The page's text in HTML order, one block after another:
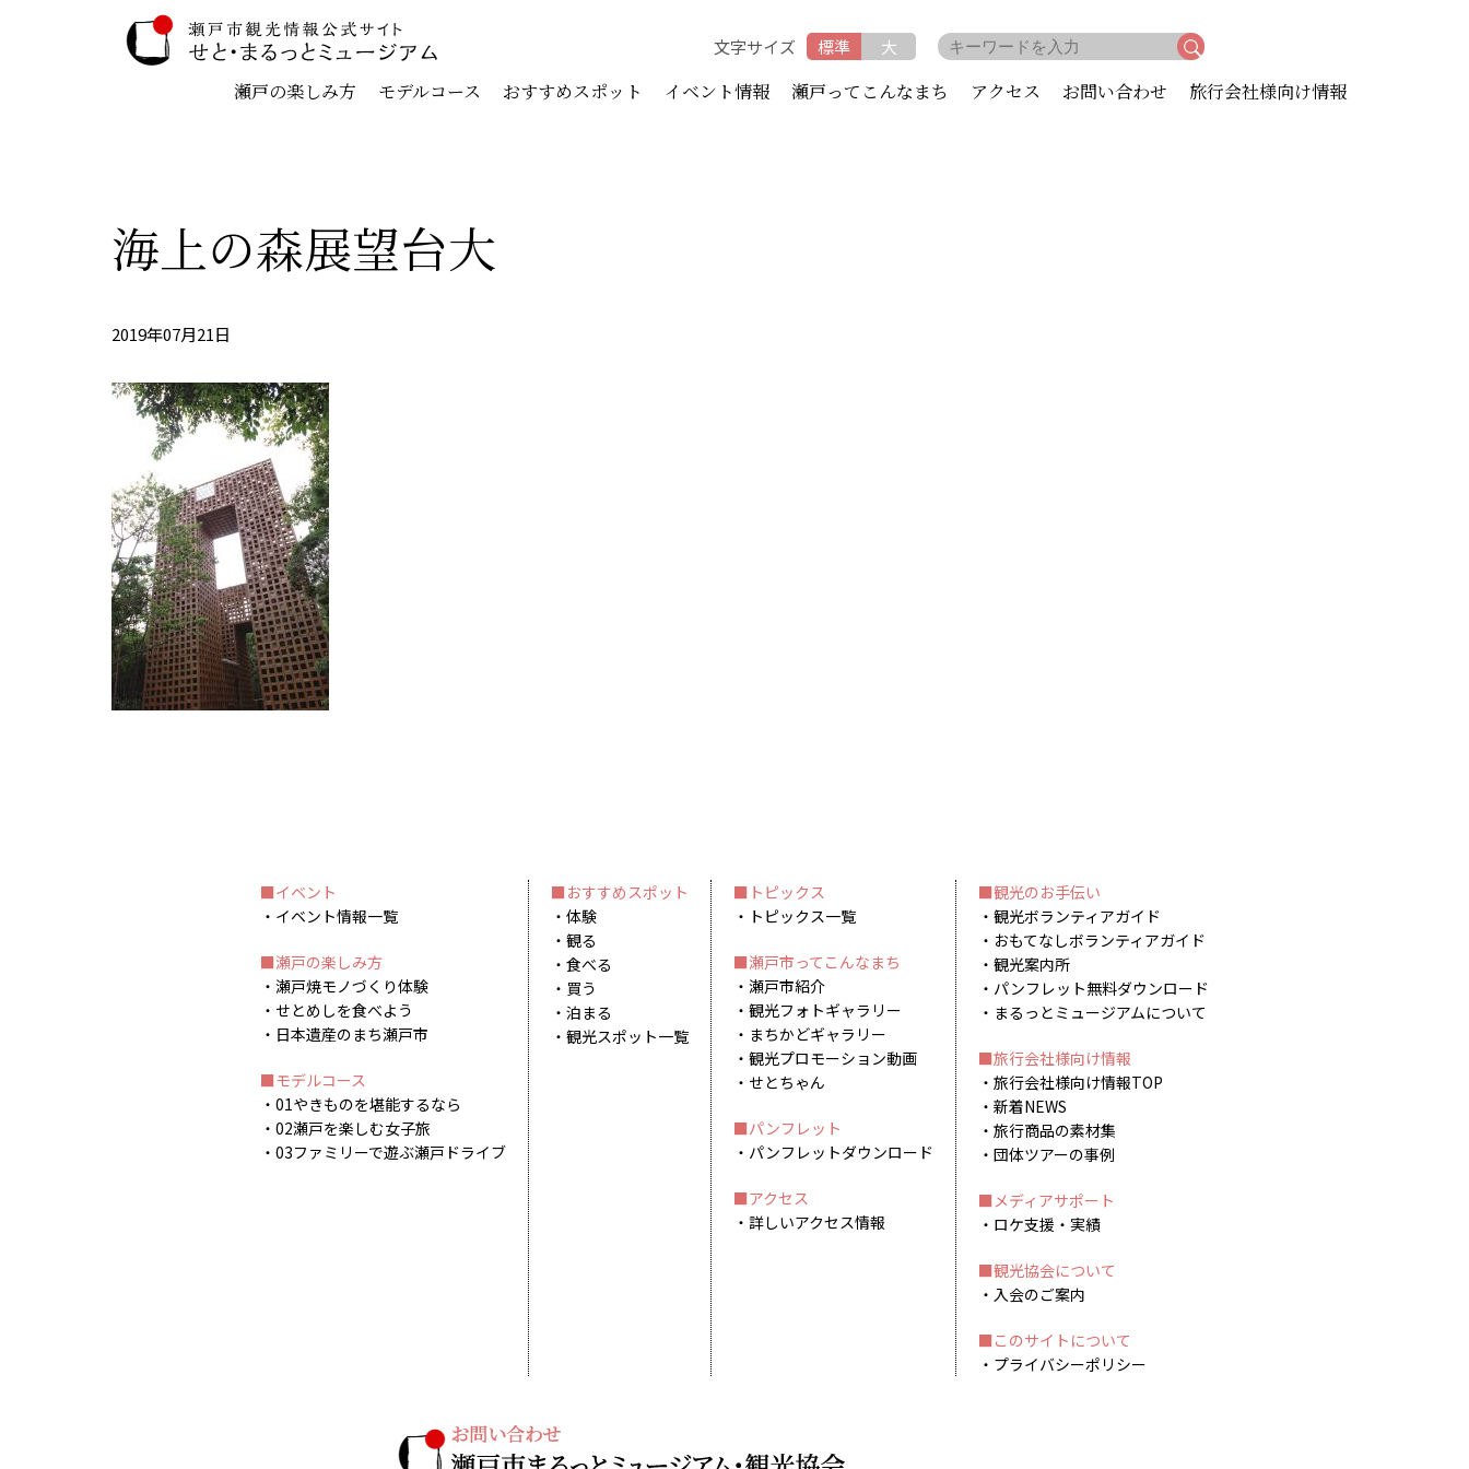
文字サイズ 標準 大
瀬戸の楽しみ方 モデルコース おすすめスポット イベント情報 瀬戸ってこんなまち アクセス お問い合わせ 旅行会社様向け情報
海上の森展望台大
2019年07月21日
イベント
イベント情報一覧
瀬戸の楽しみ方
瀬戸焼モノづくり体験
せとめしを食べよう
日本遺産のまち瀬戸市
モデルコース
01やきものを堪能するなら
02瀬戸を楽しむ女子旅
03ファミリーで遊ぶ瀬戸ドライブ
おすすめスポット
体験
観る
食べる
買う
泊まる
観光スポット一覧
トピックス
トピックス一覧
瀬戸市ってこんなまち
瀬戸市紹介
観光フォトギャラリー
まちかどギャラリー
観光プロモーション動画
せとちゃん
パンフレット
パンフレットダウンロード
アクセス
詳しいアクセス情報
観光のお手伝い
観光ボランティアガイド
おもてなしボランティアガイド
観光案内所
パンフレット無料ダウンロード
まるっとミュージアムについて
旅行会社様向け情報
旅行会社様向け情報TOP
新着NEWS
旅行商品の素材集
団体ツアーの事例
メディアサポート
ロケ支援・実績
観光協会について
入会のご案内
このサイトについて
プライバシーポリシー